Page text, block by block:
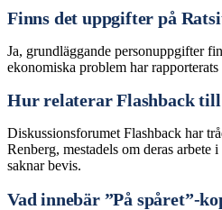
Finns det uppgifter på
Ja, grundläggande personuppgifter
ekonomiska problem har
Hur relaterar Flashback till
Diskussionsforumet Flashback har
Renberg, mestadels om deras
saknar bevis.
Vad innebär ”På spåret”-